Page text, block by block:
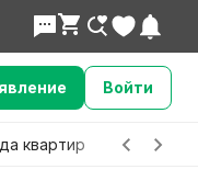
Войти
квартир Детские